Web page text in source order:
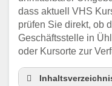
dass aktuell VHS
prüfen Sie direkt, ob
Geschäftsstelle in
oder Kursorte zur